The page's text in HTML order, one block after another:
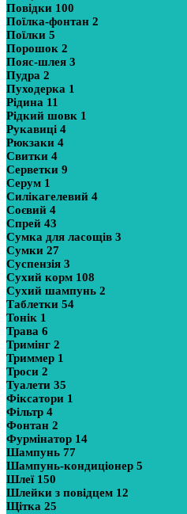
Повідки 100
Поїлка-фонтан 2
Поїлки 5
Порошок 2
Пояс-шлея 3
Пудра 2
Пуходерка 1
Рідина 11
Рідкий шовк 1
Рукавиці 4
Рюкзаки 4
Свитки 4
Серветки 9
Серум 1
Силікагелевий 4
Соєвий 4
Спрей 43
Сумка для ласощів 3
Сумки 27
Суспензія 3
Сухий корм 108
Сухий шампунь 2
Таблетки 54
Тонік 1
Трава 6
Тримінг 2
Триммер 1
Троси 2
Туалети 35
Фіксатори 1
Фільтр 4
Фонтан 2
Фурмінатор 14
Шампунь 77
Шампунь-кондиціонер 5
Шлеї 150
Шлейки з повідцем 12
Щітка 25